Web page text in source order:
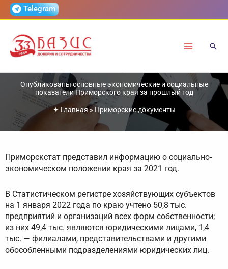
ПерейтиTelegram
Опубликованы основные экономические и социальные
показатели Приморского края за прошлый год
✦ Главная» Приморские документы
Приморскстат представил информацию о социально-
экономическом положении края за 2021 год.
В Статистическом регистре хозяйствующих субъектов
на 1 января 2022 года по краю учтено 50,8 тыс.
предприятий и организаций всех форм собственности;
из них 49,4 тыс. являются юридическими лицами, 1,4
тыс. — филиалами, представительствами и другими
обособленными подразделениями юридических лиц.